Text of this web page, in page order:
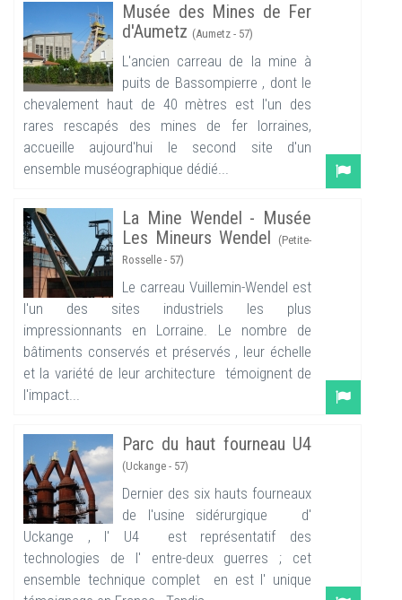
Musée des Mines de Fer
d'Aumetz (Aumetz - 57)
L'ancien carreau de la mine à
puits de Bassompierre , dont le
chevalement haut de 40 mètres est l'un des
rares rescapés des mines de fer lorraines,
accueille aujourd'hui le second site d'un
ensemble muséographique dédié...
La Mine Wendel - Musée
Les Mineurs Wendel
(Petite-
Rosselle - 57)
Le carreau Vuillemin-Wendel est
l'un des sites industriels les plus
impressionnants en Lorraine. Le nombre de
bâtiments conservés et préservés , leur échelle
et la variété de leur architecture témoignent de
l'impact...
Parc du haut fourneau U4
(Uckange - 57)
Dernier des six hauts fourneaux
de l'usine sidérurgique d'
Uckange , l' U4 est représentatif des
technologies de l' entre-deux guerres ; cet
ensemble technique complet en est l' unique